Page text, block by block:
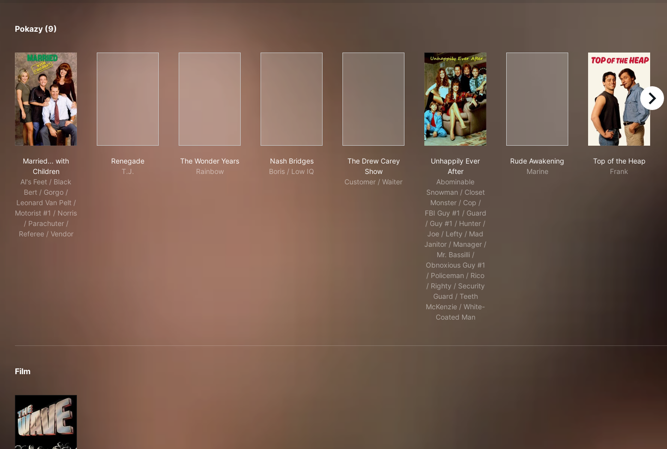
Pokazy (9)
Married... with
Children
Al's Feet / Black
Bert / Gorgo /
Leonard Van Pelt /
Motorist #1 / Norris
/ Parachuter /
Referee / Vendor
Renegade
T.J.
The Wonder Years
Rainbow
Nash Bridges
Boris / Low IQ
The Drew Carey
Show
Customer / Waiter
Unhappily Ever
After
Abominable
Snowman / Closet
Monster / Cop /
FBI Guy #1 / Guard
/ Guy #1 / Hunter /
Joe / Lefty / Mad
Janitor / Manager /
Mr. Bassilli /
Obnoxious Guy #1
/ Policeman / Rico
/ Righty / Security
Guard / Teeth
McKenzie / White-
Coated Man
Rude Awakening
Marine
Top of the Heap
Frank
right
Film